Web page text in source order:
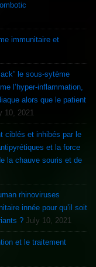
immunitaire et
le sous-sytème
l’hyper-inflammation,
alors que le patient
10, 2021
ciblés et inhibés par le
et la force
la chauve souris et de
rhinoviruses
innée pour qu’il soit
? July 10, 2021
et le traitement